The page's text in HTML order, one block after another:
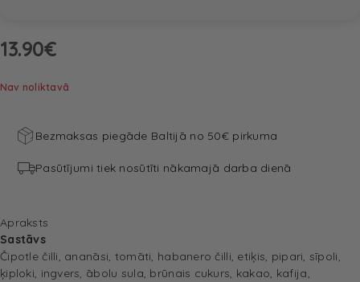
13.90€
Nav noliktavā
Bezmaksas piegāde Baltijā no 50€ pirkuma
Pasūtījumi tiek nosūtīti nākamajā darba dienā
Apraksts
Sastāvs
Čipotle čilli, ananāsi, tomāti, habanero čilli, etiķis, pipari, sīpoli,
ķiploki, ingvers, ābolu sula, brūnais cukurs, kakao, kafija,